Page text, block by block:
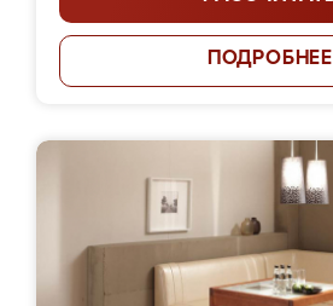
ПОДРОБНЕЕ